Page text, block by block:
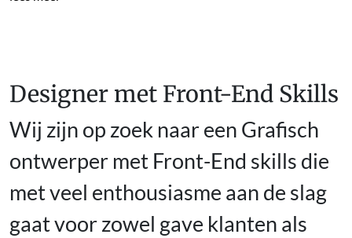
Designer met Front-End Skills
Wij zijn op zoek naar een Grafisch
ontwerper met Front-End skills die
met veel enthousiasme aan de slag
gaat voor zowel gave klanten als